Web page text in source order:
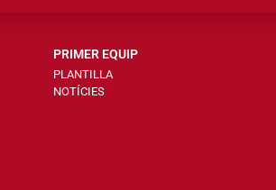
PRIMER EQUIP
PLANTILLA
NOTÍCIES